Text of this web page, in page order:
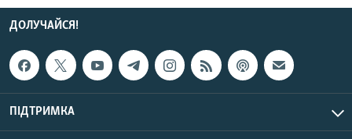
ДОЛУЧАЙСЯ!
ПІДТРИМКА